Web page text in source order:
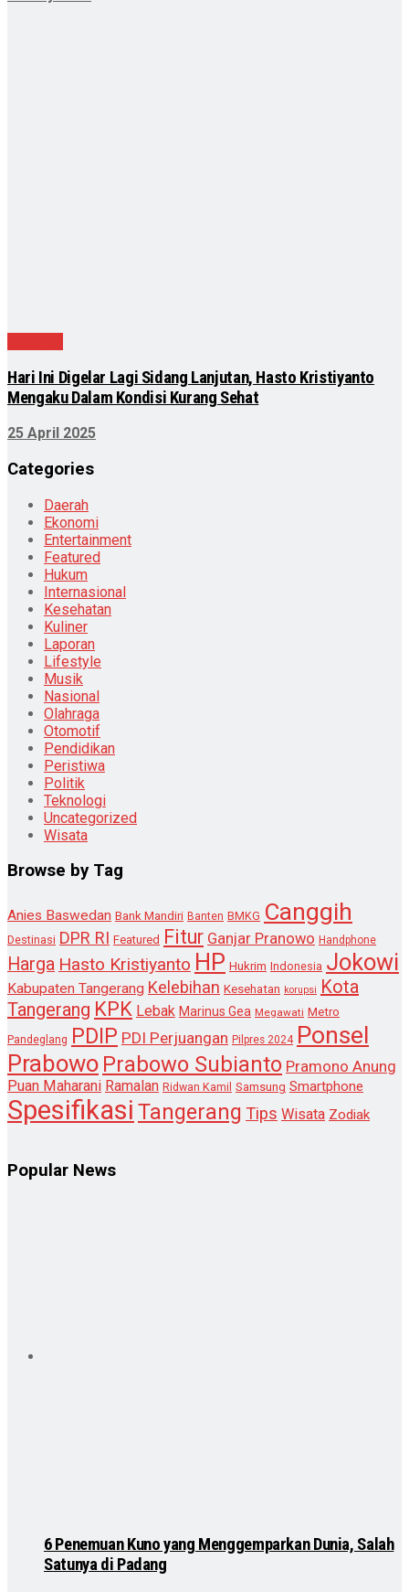
Hari Ini Digelar Lagi Sidang Lanjutan, Hasto Kristiyanto
Mengaku Dalam Kondisi Kurang Sehat
25 April 2025
Categories
Daerah
Ekonomi
Entertainment
Featured
Hukum
Internasional
Kesehatan
Kuliner
Laporan
Lifestyle
Musik
Nasional
Olahraga
Otomotif
Pendidikan
Peristiwa
Politik
Teknologi
Uncategorized
Wisata
Browse by Tag
Anies Baswedan Bank Mandiri Banten BMKG Canggih
Destinasi DPR RI Featured Fitur Ganjar Pranowo Handphone
Harga Hasto Kristiyanto HP Hukrim Indonesia Jokowi
Kabupaten Tangerang Kelebihan Kesehatan korupsi Kota
Tangerang KPK Lebak Marinus Gea Megawati Metro
Pandeglang PDIP PDI Perjuangan Pilpres 2024 Ponsel
Prabowo Prabowo Subianto Pramono Anung
Puan Maharani Ramalan Ridwan Kamil Samsung Smartphone
Spesifikasi Tangerang Tips Wisata Zodiak
Popular News
6 Penemuan Kuno yang Menggemparkan Dunia, Salah
Satunya di Padang